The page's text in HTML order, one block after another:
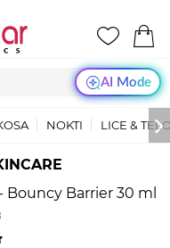
AI Mode
NOKTI LICE &
Bouncy Barrier 30 ml